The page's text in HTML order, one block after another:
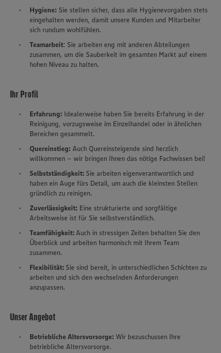
Hygiene: Sie stellen sicher, dass alle Hygienevorgaben stets
eingehalten werden, damit unsere Kunden und Mitarbeiter
sich rundum wohlfühlen.
Teamarbeit: Sie arbeiten eng mit anderen Abteilungen
zusammen, um die Sauberkeit im gesamten Markt auf einem
hohen Niveau zu halten.
Ihr Profil
Erfahrung: Idealerweise haben Sie bereits Erfahrung in der
Reinigung, vorzugsweise im Einzelhandel oder in ähnlichen
Bereichen gesammelt.
Quereinstieg: Auch Quereinsteigende sind herzlich
willkommen – wir bringen Ihnen das nötige Fachwissen bei!
Selbstständigkeit: Sie arbeiten eigenverantwortlich und
haben ein Auge fürs Detail, um auch die kleinsten Stellen
gründlich zu reinigen.
Zuverlässigkeit: Eine strukturierte und sorgfältige
Arbeitsweise ist für Sie selbstverständlich.
Teamfähigkeit:Auch in stressigen Zeiten behalten Sie den
Überblick und arbeiten harmonisch mit Ihrem Team
zusammen.
Flexibilität: Sie sind bereit, in unterschiedlichen Schichten zu
arbeiten und sich den wechselnden Anforderungen
anzupassen.
Unser Angebot
Betriebliche Altersvorsorge: Wir bezuschussen Ihre
betriebliche Altersvorsorge.